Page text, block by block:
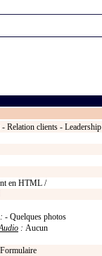
Relation clients - Leadership
en HTML /
: - Quelques photos
: Aucun